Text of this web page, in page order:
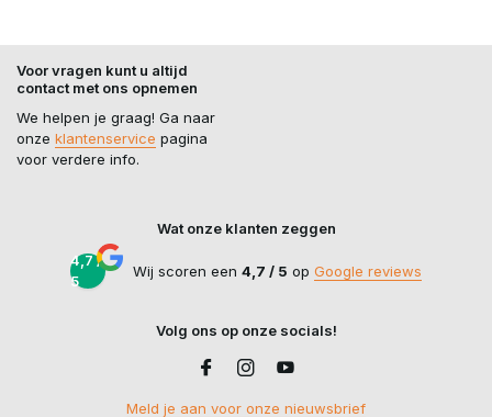
Voor vragen kunt u altijd
contact met ons opnemen
We helpen je graag! Ga naar
onze klantenservice pagina
voor verdere info.
Wat onze klanten zeggen
4,7 /
5
Wij scoren een 4,7 / 5 op Google reviews
Volg ons op onze socials!
Meld je aan voor onze nieuwsbrief